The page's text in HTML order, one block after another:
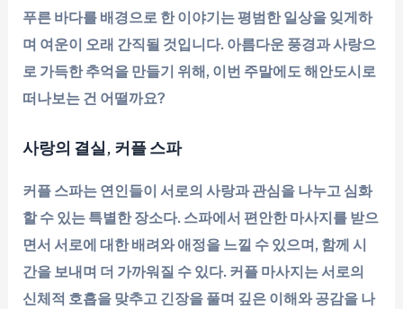
푸른 바다를 배경으로 한 이야기는 평범한 일상을 잊게하
며 여운이 오래 간직될 것입니다. 아름다운 풍경과 사랑으
로 가득한 추억을 만들기 위해, 이번 주말에도 해안도시로
떠나보는 건 어떨까요?
사랑의 결실, 커플 스파
커플 스파는 연인들이 서로의 사랑과 관심을 나누고 심화
할 수 있는 특별한 장소다. 스파에서 편안한 마사지를 받으
면서 서로에 대한 배려와 애정을 느낄 수 있으며, 함께 시
간을 보내며 더 가까워질 수 있다. 커플 마사지는 서로의
신체적 호흡을 맞추고 긴장을 풀며 깊은 이해와 공감을 나